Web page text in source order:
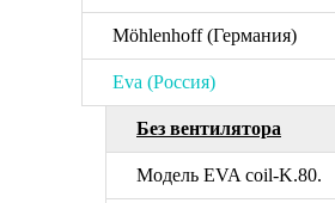
Möhlenhoff (Германия)
Eva (Россия)
Без вентилятора
Модель EVA coil-K.80.